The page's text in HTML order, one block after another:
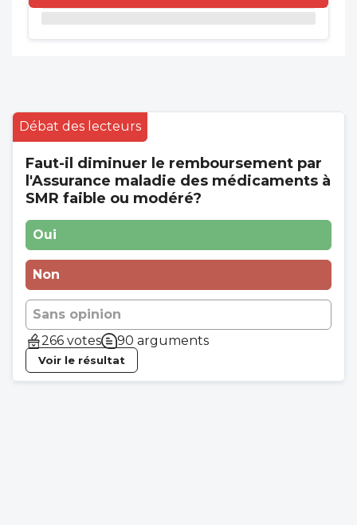
Débat des lecteurs
Faut-il diminuer le remboursement par
l'Assurance maladie des médicaments à
SMR faible ou modéré?
Oui
Non
Sans opinion
266 votes
90 arguments
Voir le résultat